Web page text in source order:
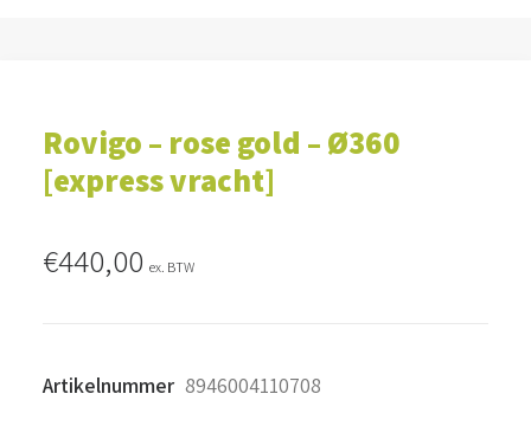
Rovigo – rose gold – Ø360
[express vracht]
€440,00 ex. BTW
Artikelnummer 8946004110708